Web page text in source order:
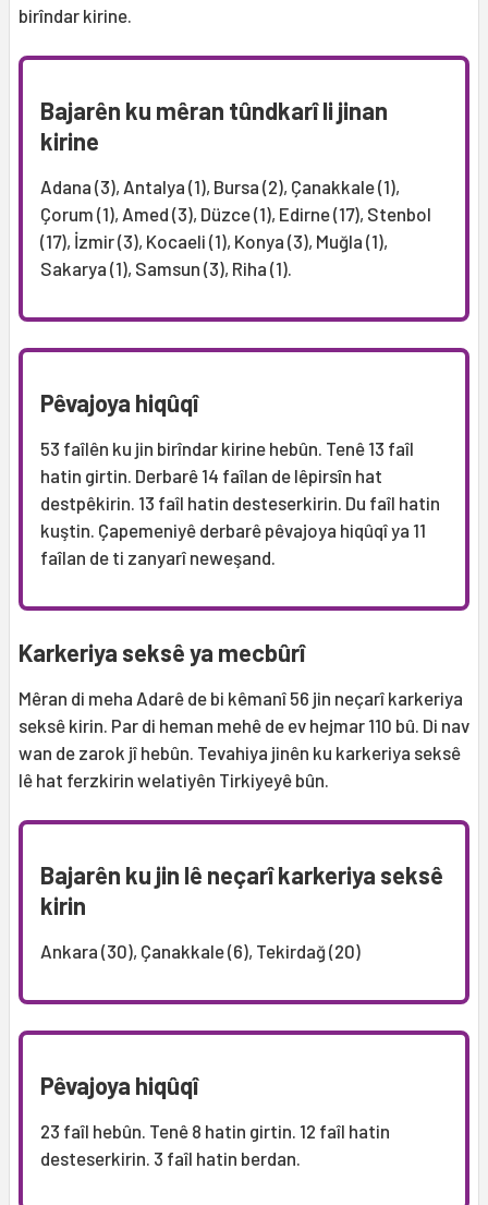
birîndar kirine.
Bajarên ku mêran tûndkarî li jinan
kirine
Adana (3), Antalya (1), Bursa (2), Çanakkale (1),
Çorum (1), Amed (3), Düzce (1), Edirne (17), Stenbol
(17), İzmir (3), Kocaeli (1), Konya (3), Muğla (1),
Sakarya (1), Samsun (3), Riha (1).
Pêvajoya hiqûqî
53 faîlên ku jin birîndar kirine hebûn. Tenê 13 faîl
hatin girtin. Derbarê 14 faîlan de lêpirsîn hat
destpêkirin. 13 faîl hatin desteserkirin. Du faîl hatin
kuştin. Çapemeniyê derbarê pêvajoya hiqûqî ya 11
faîlan de ti zanyarî neweşand.
Karkeriya seksê ya mecbûrî
Mêran di meha Adarê de bi kêmanî 56 jin neçarî karkeriya
seksê kirin. Par di heman mehê de ev hejmar 110 bû. Di nav
wan de zarok jî hebûn. Tevahiya jinên ku karkeriya seksê
lê hat ferzkirin welatiyên Tirkiyeyê bûn.
Bajarên ku jin lê neçarî karkeriya seksê
kirin
Ankara (30), Çanakkale (6), Tekirdağ (20)
Pêvajoya hiqûqî
23 faîl hebûn. Tenê 8 hatin girtin. 12 faîl hatin
desteserkirin. 3 faîl hatin berdan.